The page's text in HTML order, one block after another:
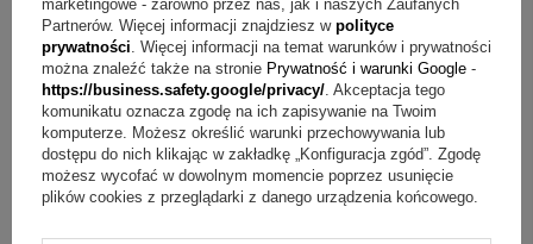
Indywidualny grawerunek (inicjały na jednej stronie)
Złoty łańcuszek
Ozdobne pudełko
Metalowa tabliczka z osobistą dedykacją
Torebka prezentowa
Najczęściej zadawane pytania o zestaw z łańcuszkiem
marketingowe - zarówno przez nas, jak i naszych Zaufanych
Partnerów. Więcej informacji znajdziesz w polityce
prywatności . Więcej informacji na temat warunków i prywatności
można znaleźć także na stronie Prywatność i warunki Google -
https://business.safety.google/privacy/ . Akceptacja tego
komunikatu oznacza zgodę na ich zapisywanie na Twoim
komputerze. Możesz określić warunki przechowywania lub
dostępu do nich klikając w zakładkę „Konfiguracja zgód”. Zgodę
możesz wycofać w dowolnym momencie poprzez usunięcie
plików cookies z przeglądarki z danego urządzenia końcowego.